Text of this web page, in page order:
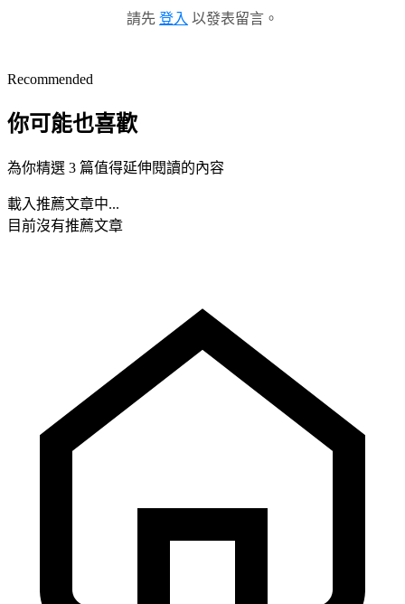
請先 登入 以發表留言。
Recommended
你可能也喜歡
為你精選 3 篇值得延伸閱讀的內容
載入推薦文章中...
目前沒有推薦文章